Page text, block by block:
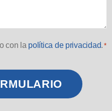
con la política de privacidad. *